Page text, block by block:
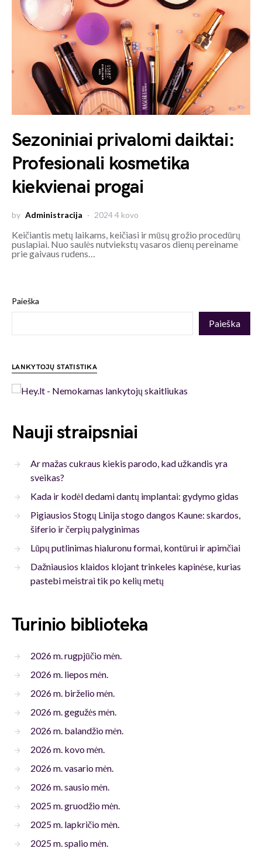
Sezoniniai privalomi daiktai:
Profesionali kosmetika
kiekvienai progai
by Administracija 2024 4 kovo
Keičiantis metų laikams, keičiasi ir mūsų grožio procedūrų
puslapiai. Nuo saulės nutviekstų vasaros dienų pereiname
prie gaivaus rudens…
Paieška
Paieška
LANKYTOJŲ STATISTIKA
Nauji straipsniai
Ar mažas cukraus kiekis parodo, kad užkandis yra
sveikas?
Kada ir kodėl dedami dantų implantai: gydymo gidas
Pigiausios Stogų Linija stogo dangos Kaune: skardos,
šiferio ir čerpių palyginimas
Lūpų putlinimas hialuronu formai, kontūrui ir apimčiai
Dažniausios klaidos klojant trinkeles kapinėse, kurias
pastebi meistrai tik po kelių metų
Turinio biblioteka
2026 m. rugpjūčio mėn.
2026 m. liepos mėn.
2026 m. birželio mėn.
2026 m. gegužės mėn.
2026 m. balandžio mėn.
2026 m. kovo mėn.
2026 m. vasario mėn.
2026 m. sausio mėn.
2025 m. gruodžio mėn.
2025 m. lapkričio mėn.
2025 m. spalio mėn.